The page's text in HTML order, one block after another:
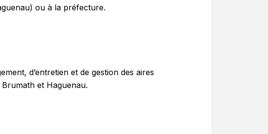
ou à la préfecture.
d’entretien et de gestion des aires
et Haguenau.